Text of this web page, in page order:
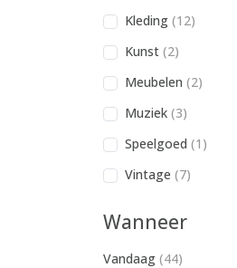
Kleding (12)
Kunst (2)
Meubelen (2)
Muziek (3)
Speelgoed (1)
Vintage (7)
Wanneer
Vandaag (44)